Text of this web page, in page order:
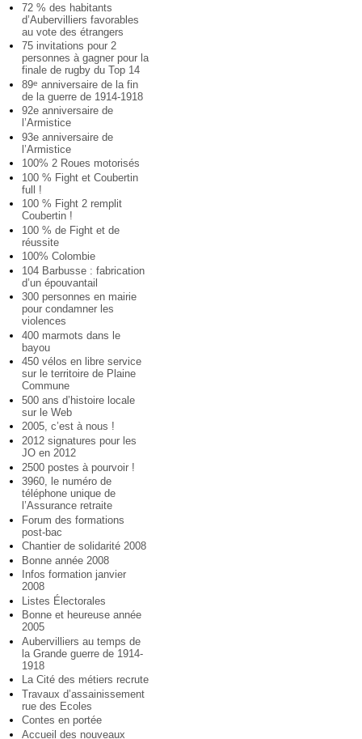
72 % des habitants
d’Aubervilliers favorables
au vote des étrangers
75 invitations pour 2
personnes à gagner pour la
finale de rugby du Top 14
89e anniversaire de la fin
de la guerre de 1914-1918
92e anniversaire de
l’Armistice
93e anniversaire de
l’Armistice
100% 2 Roues motorisés
100 % Fight et Coubertin
full !
100 % Fight 2 remplit
Coubertin !
100 % de Fight et de
réussite
100% Colombie
104 Barbusse : fabrication
d’un épouvantail
300 personnes en mairie
pour condamner les
violences
400 marmots dans le
bayou
450 vélos en libre service
sur le territoire de Plaine
Commune
500 ans d’histoire locale
sur le Web
2005, c’est à nous !
2012 signatures pour les
JO en 2012
2500 postes à pourvoir !
3960, le numéro de
téléphone unique de
l’Assurance retraite
Forum des formations
post-bac
Chantier de solidarité 2008
Bonne année 2008
Infos formation janvier
2008
Listes Électorales
Bonne et heureuse année
2005
Aubervilliers au temps de
la Grande guerre de 1914-
1918
La Cité des métiers recrute
Travaux d’assainissement
rue des Ecoles
Contes en portée
Accueil des nouveaux